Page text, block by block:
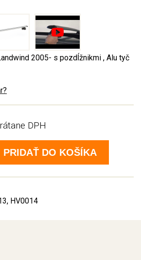
2005- s pozdĺžnikmi , Alu tyč
DPH
PRIDAŤ DO KOŠÍKA
HV0014